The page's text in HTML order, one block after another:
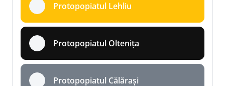
Protopopiatul Lehliu
Protopopiatul Oltenița
Protopopiatul Călărași